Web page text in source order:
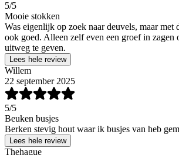
5/5
Mooie stokken
Was eigenlijk op zoek naar deuvels, maar met
ook goed. Alleen zelf even een groef in zagen
uitweg te geven.
Lees hele review
Willem
22 september 2025
5/5
Beuken busjes
Berken stevig hout waar ik busjes van heb
Lees hele review
Thehague